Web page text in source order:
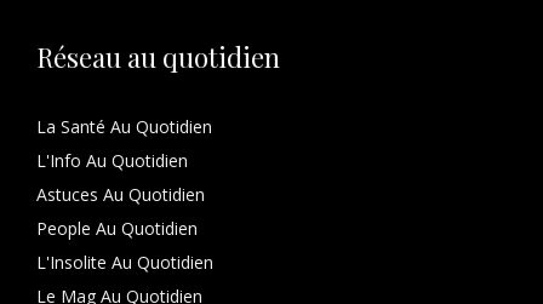
Réseau au quotidien
La Santé Au Quotidien
L'Info Au Quotidien
Astuces Au Quotidien
People Au Quotidien
L'Insolite Au Quotidien
Le Mag Au Quotidien